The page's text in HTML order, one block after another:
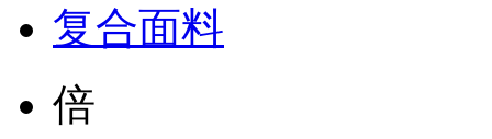
复合面料
倍